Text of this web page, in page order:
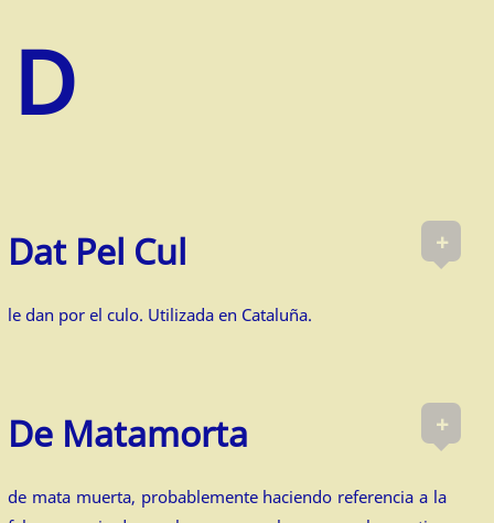
+
Dat Pel Cul
le dan por el culo. Utilizada en Cataluña.
+
De Matamorta
de mata muerta, probablemente haciendo referencia a la